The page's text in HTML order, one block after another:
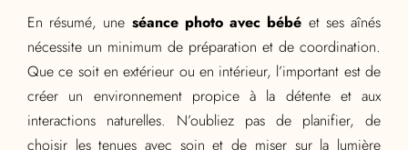
En résumé, une séance photo avec bébé et ses aînés
nécessite un minimum de préparation et de coordination.
Que ce soit en extérieur ou en intérieur, l’important est de
créer un environnement propice à la détente et aux
interactions naturelles. N’oubliez pas de planifier, de
choisir les tenues avec soin et de miser sur la lumière